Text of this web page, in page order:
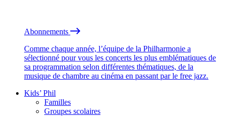
Abonnements
Comme chaque année, l’équipe de la Philharmonie a
sélectionné pour vous les concerts les plus emblématiques de
sa programmation selon différentes thématiques, de la
musique de chambre au cinéma en passant par le free jazz.
Kids’ Phil
Familles
Groupes scolaires